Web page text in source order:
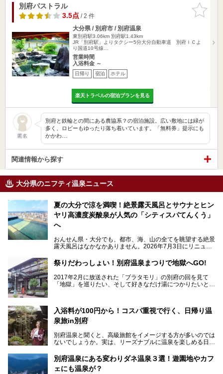
お気に入
りに追加
別府パストラル
3.5点/ 2 件
大分県 / 別府市 / 別府温泉
東別府駅3.06km 別府駅1.43km
JR「別府駅」よりタクシー5分大分自動車道 別府ＩＣよ
り国道10号線…
営業時間
入浴料金 ～
日帰り 宿泊 ホテル
楽天トラベルの宿泊プランを見る
匿名
別府と鉄輪との間にある農協系？の宿泊施設。広い敷地には緑が
多く、ロビーもゆったり落ち着いています。「無料券」提示にも
かかわ…
関連情報から探す
大分県のニフティ温泉ニュース
夏の大分で涼を満喫！絶景露天風呂とサウナとヒン
ヤリ高濃度炭酸泉が人気の「シティスパてんくう」
へ
おんせん県・大分でも、都市、海、山の全てを眺望する絶景
露天風呂はなかなかありません。2026年7月3日にリニュー
てんくう(CITY SPA てんくう)」は、なんとJR大分駅直結と
いう利便性の高さ！
地上80mという圧倒的な開放感が魅力。温泉、ロウリュサウ
ナ、そしてひんやりとした約27度の高濃度炭酸泉で交互浴
併設の「JR九州ホテル ブラッサム大分」に泊まって、この
「シティスパてんくう」をたっぷり満喫してきたのでレポー
ルダウンできるスイーツ情報と併せてお楽しみください！
提供元：大分県【PR】
この記事は大分県のPR記事です。
祭りだわっしょい！別府温泉まつりで地獄へGO!
2017年2月に放送された「ブラタモリ」の別府の回を見て
「地獄」を巡りたい、そして好きなだけ湯につかりたいと切
まつり」が開催されます。その期間は嬉しいことに100以上
の共同浴場がなんと無料開放されるんです！普段から入浴料
が100円と安いのに、いいんですかタダにしちゃって!?
しかも4/2には「東京ディズニーリゾートスペシャルパレー
ド」も行われます。つまり別府に行けば「地獄」も「ミッキ
ーマウス」も拝める稀有なイベントですよ、これは行くしか
ない！
源泉数、湧出量ともに日本一の温泉県とも言われる大分県。
入浴料が100円から！コスパ重視で行く、日帰り温
泉旅in別府
別府温泉と聞くと、高級旅館をイメージする方が多いのでは
ないでしょうか。実は、リーズナブルに温泉を楽しめる日帰
で楽しめる「大分県の別府温泉」に注目してみました。
ニフティ温泉がオススメする温泉施設を紹介しちゃいます！
別府温泉にある変わりダネ温泉３選！遊園地やカフ
ェにも温泉が？